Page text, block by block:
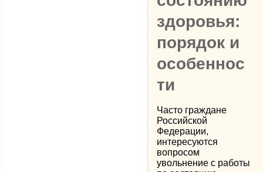
здоровья:
порядок и
особеннос
ти
Часто граждане
Российской
Федерации,
интересуются
вопросом
увольнение с работы